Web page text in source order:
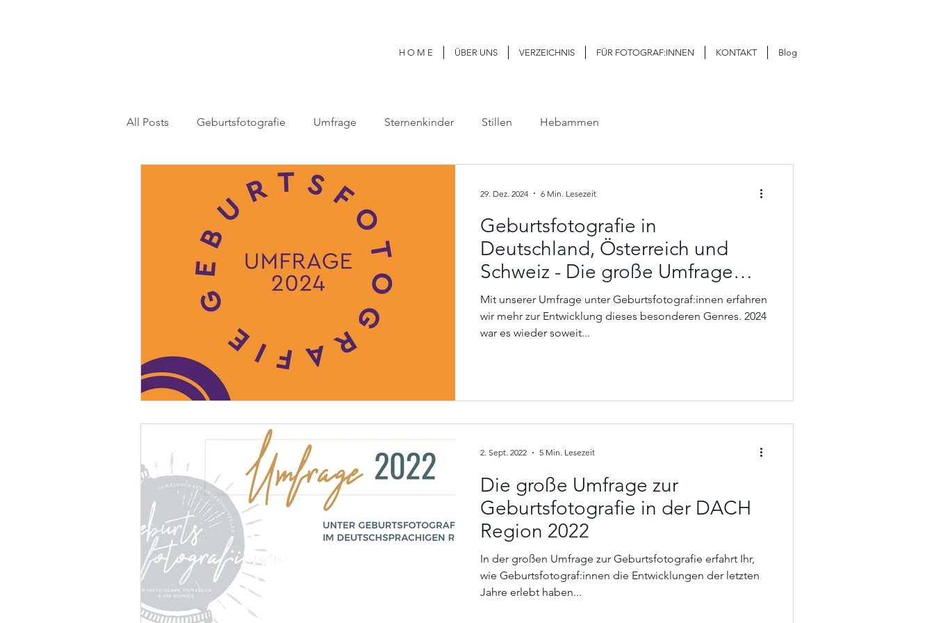
H O M E ÜBER UNS VERZEICHNIS FÜR FOTOGRAF:INNEN KONTAKT Blog
All Posts Geburtsfotografie Umfrage Sternenkinder Stillen Hebammen
Geburtsfotografie in
Deutschland, Österreich und
Schweiz - Die große Umfrage
2024
Mit unserer Umfrage unter Geburtsfotograf:innen erfahren
wir mehr zur Entwicklung dieses besonderen Genres. 2024
war es wieder soweit...
29. Dez. 2024 6 Min. Lesezeit
Die große Umfrage zur
Geburtsfotografie in der DACH
Region 2022
In der großen Umfrage zur Geburtsfotografie erfahrt Ihr,
wie Geburtsfotograf:innen die Entwicklungen der letzten
Jahre erlebt haben...
2. Sept. 2022 5 Min. Lesezeit